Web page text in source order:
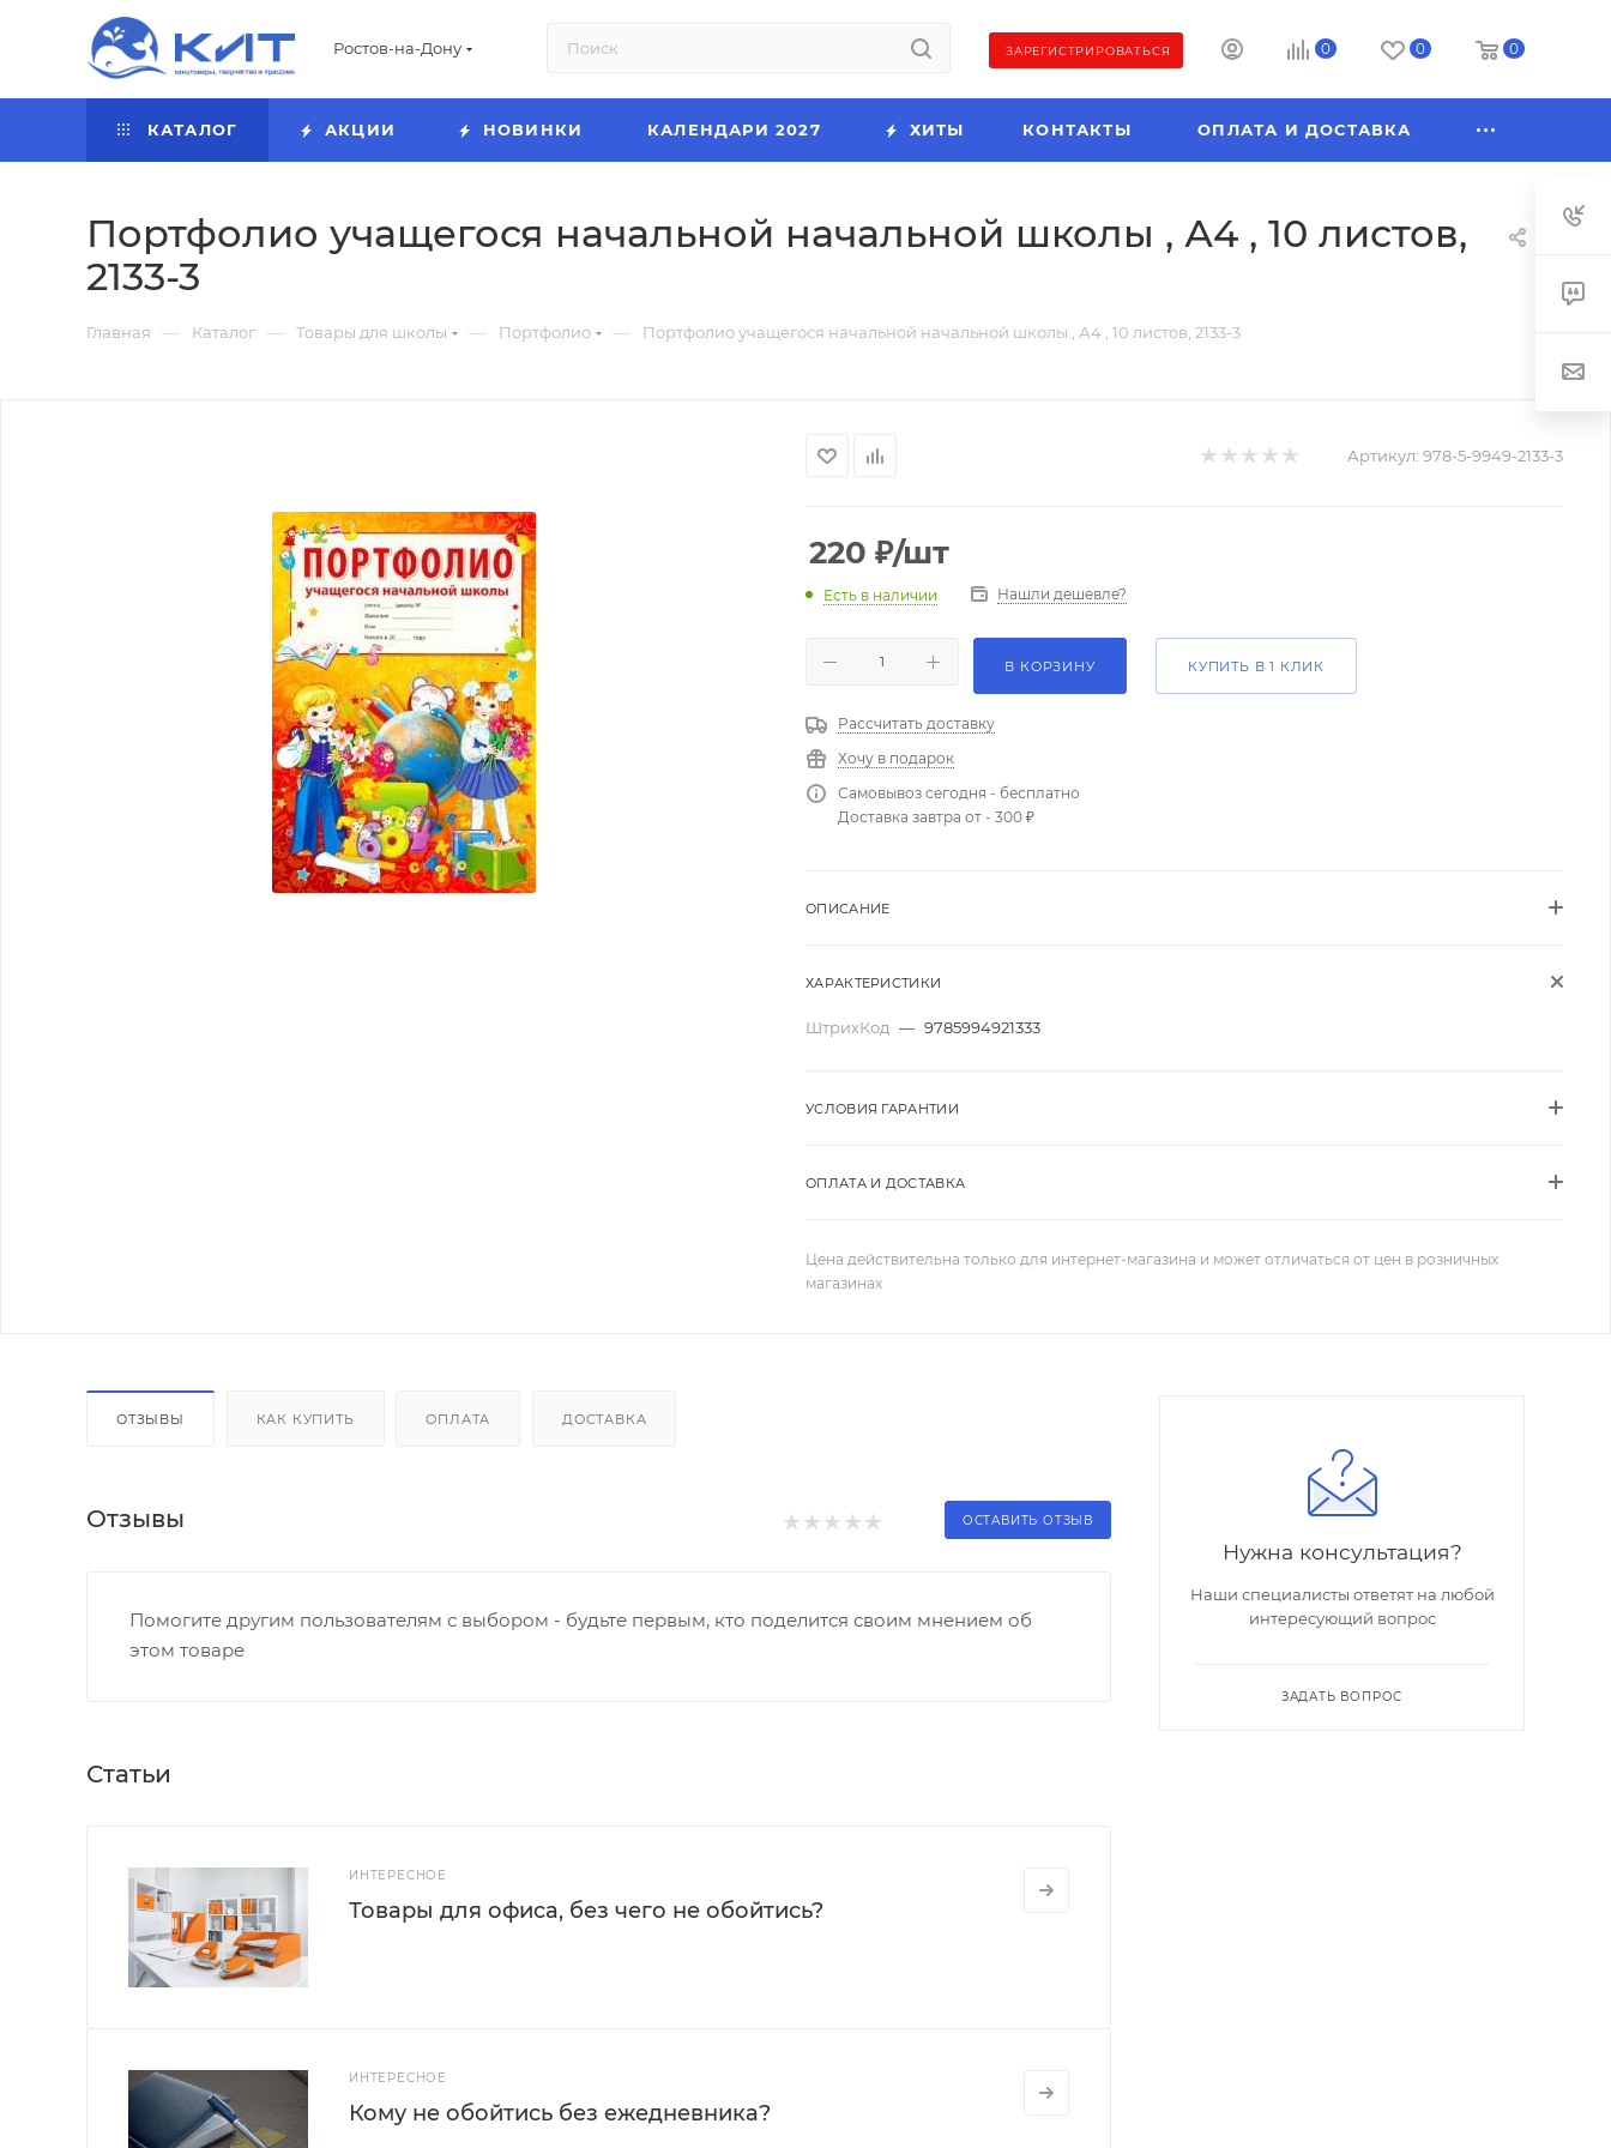
Ростов-на-Дону ЗАРЕГИСТРИРОВАТЬСЯ 0 0 0
КАТАЛОГ АКЦИИ НОВИНКИ КАЛЕНДАРИ 2027 ХИТЫ КОНТАКТЫ ОПЛАТА И ДОСТАВКА
Портфолио учащегося начальной начальной школы , А4 , 10 листов,
2133-3
Главная — Каталог — Товары для школы — Портфолио — Портфолио учащегося начальной начальной школы , А4 , 10 листов, 2133-3
Артикул: 978-5-9949-2133-3
220 ₽/шт
Есть в наличии Нашли дешевле?
В КОРЗИНУ КУПИТЬ В 1 КЛИК
Рассчитать доставку
Хочу в подарок
Самовывоз сегодня - бесплатно
Доставка завтра от - 300 ₽
ОПИСАНИЕ
ХАРАКТЕРИСТИКИ
ШтрихКод — 9785994921333
УСЛОВИЯ ГАРАНТИИ
ОПЛАТА И ДОСТАВКА
Цена действительна только для интернет-магазина и может отличаться от цен в розничных
магазинах
ОТЗЫВЫ КАК КУПИТЬ ОПЛАТА ДОСТАВКА
Отзывы ОСТАВИТЬ ОТЗЫВ
Помогите другим пользователям с выбором - будьте первым, кто поделится своим мнением об
этом товаре
Статьи
ИНТЕРЕСНОЕ
Товары для офиса, без чего не обойтись?
ИНТЕРЕСНОЕ
Кому не обойтись без ежедневника?
Нужна консультация?
Наши специалисты ответят на любой
интересующий вопрос
ЗАДАТЬ ВОПРОС